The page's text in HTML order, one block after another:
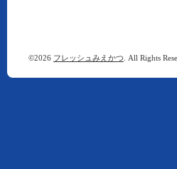
©2026 フレッシュみえかつ . All Rights